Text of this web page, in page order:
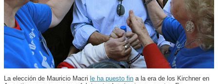
La elección de Mauricio Macri le ha puesto fin a la era de los Kirchner en